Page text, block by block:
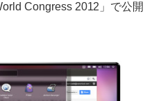
Congress 2012」で公開